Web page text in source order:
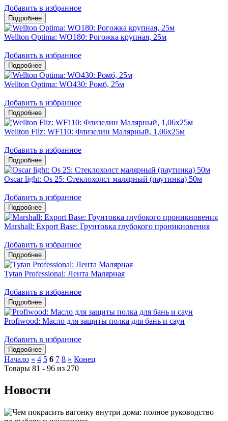
Добавить в избранное
Wellton Optima: WO180: Рогожка крупная, 25м
Добавить в избранное
Wellton Optima: WO430: Ромб, 25м
Добавить в избранное
Wellton Fliz: WF110: Флизелин Малярный, 1,06х25м
Добавить в избранное
Oscar light: Os 25: Стеклохолст малярный (паутинка) 50м
Добавить в избранное
Marshall: Export Base: Грунтовка глубокого проникновения
Добавить в избранное
Tytan Professional: Лента Малярная
Добавить в избранное
Profiwood: Масло для защиты полка для бань и саун
Добавить в избранное
Начало « 4 5 6 7 8 » Конец
Товары 81 - 96 из 270
Новости